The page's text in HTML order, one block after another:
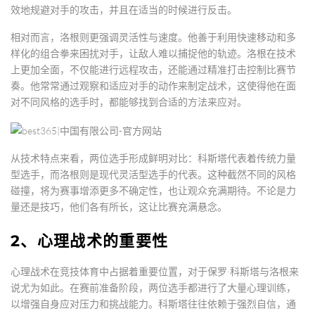
效地规避对手的攻击，并且在适当的时候进行反击。
相对而言，洛根则更强调灵活性与速度。他善于利用快速移动和多
样化的组合拳来困扰对手，让敌人难以捕捉他的轨迹。洛根在技术
上更加全面，不仅能进行远程攻击，还能通过精准打击控制比赛节
奏。他常常通过观察和适应对手的动作来制定战术，这使得他在面
对不同风格的选手时，都能够找到合适的方法来应对。
从技术特点来看，两位选手形成鲜明对比：科斯塔代表着传统力量
型选手，而洛根则是现代灵活型选手的代表。这种截然不同的风格
碰撞，将为赛事增添更多不确定性，也让观众充满期待。不论是力
量还是技巧，他们各有所长，这让比赛充满悬念。
2、心理战术的重要性
心理战术在竞技体育中占据着重要位置，对于保罗·科斯塔与洛根来
说尤为如此。在赛前准备阶段，两位选手都进行了大量心理训练，
以增强自身应对压力和挑战能力。科斯塔往往依赖于强烈自信，通